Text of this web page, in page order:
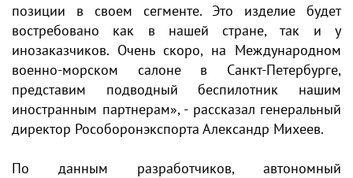
позиции в своем сегменте. Это изделие будет
востребовано как в нашей стране, так и у
инозаказчиков. Очень скоро, на Международном
военно-морском салоне в Санкт-Петербурге,
представим подводный беспилотник нашим
иностранным партнерам», - рассказал генеральный
директор Рособоронэкспорта Александр Михеев.
По данным разработчиков, автономный